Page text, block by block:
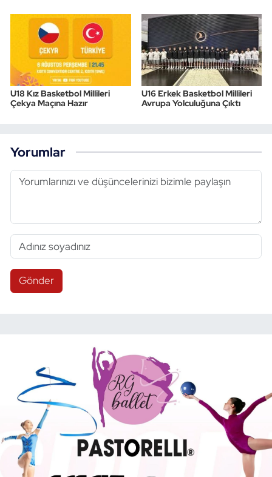
U18 Kız Basketbol Millileri
Çekya Maçına Hazır
U16 Erkek Basketbol Millileri
Avrupa Yolculuğuna Çıktı
Yorumlar
Gönder